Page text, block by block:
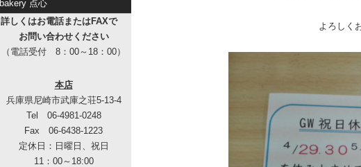
よろしく
bakery 点心
詳しくはお電話またはFAXで
お問い合わせください
（電話受付 8：00～18：00）
本店
兵庫県尼崎市武庫之荘5-13-4
Tel 06-4981-0248
Fax 06-6438-1223
定休日：日曜日、祝日
11：00～18:00